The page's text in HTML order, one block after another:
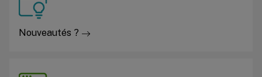
Nouveautés ?